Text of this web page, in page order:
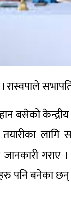
रास्वपाले
बसेको
तयारीका
गराए
पनि बनेका